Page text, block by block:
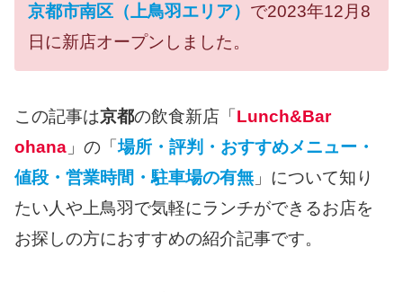
京都市南区（上鳥羽エリア） で2023年12月8
日に新店オープンしました。
この記事は京都の飲食新店「 Lunch&Bar
ohana 」の「場所・評判・おすすめメニュー・
値段・営業時間・駐車場の有無 」について知り
たい人や上鳥羽で気軽にランチができるお店を
お探しの方におすすめの紹介記事です。